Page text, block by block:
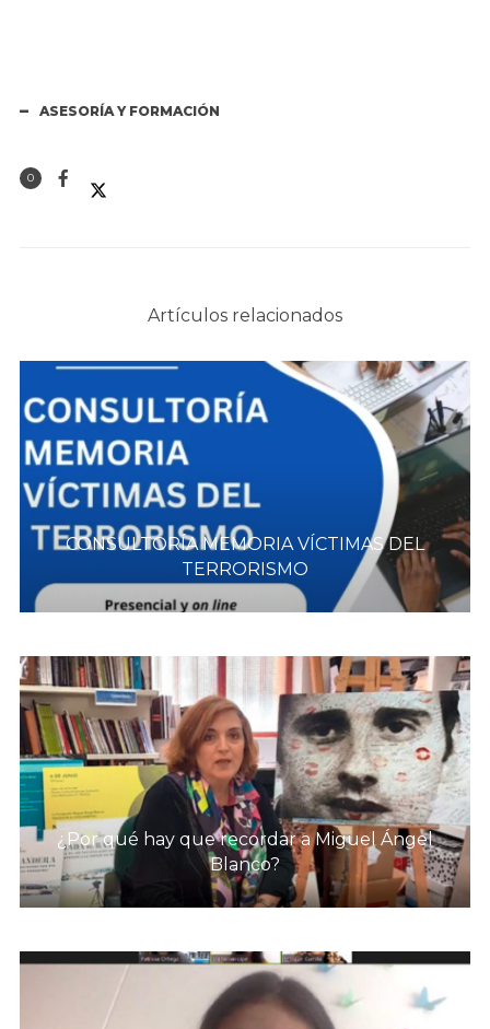
ASESORÍA Y FORMACIÓN
0
Artículos relacionados
CONSULTORÍA MEMORIA VÍCTIMAS DEL
TERRORISMO
¿Por qué hay que recordar a Miguel Ángel
Blanco?